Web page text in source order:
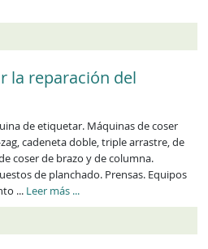
la reparación del
de etiquetar. Máquinas de coser
cadeneta doble, triple arrastre, de
coser de brazo y de columna.
de planchado. Prensas. Equipos
... Leer más ECP0440_1
...